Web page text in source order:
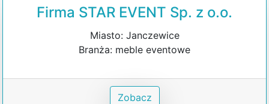
Firma STAR EVENT Sp. z o.o.
Miasto: Janczewice
Branża: meble eventowe
Zobacz